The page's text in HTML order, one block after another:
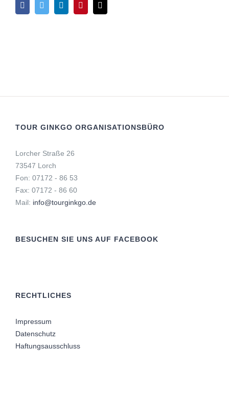
FacebookTwitter LinkedInPinterest
Mail
TOUR GINKGO ORGANISATIONSBÜRO
Lorcher Straße 26
73547 Lorch
Fon: 07172 - 86 53
Fax: 07172 - 86 60
Mail: info@tourginkgo.de
BESUCHEN SIE UNS AUF FACEBOOK
RECHTLICHES
Impressum
Datenschutz
Haftungsausschluss